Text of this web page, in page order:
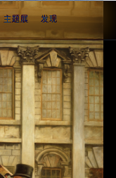
主题展 发现